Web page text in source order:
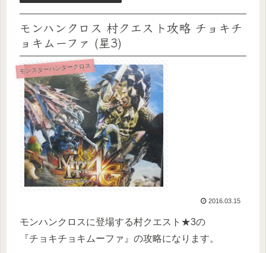
モンハンクロス 村クエスト攻略 チョキチ
ョキムーファ (星3)
モンスターハンタークロス
2016.03.15
モンハンクロスに登場する村クエスト★3の
『チョキチョキムーファ』の攻略になります。